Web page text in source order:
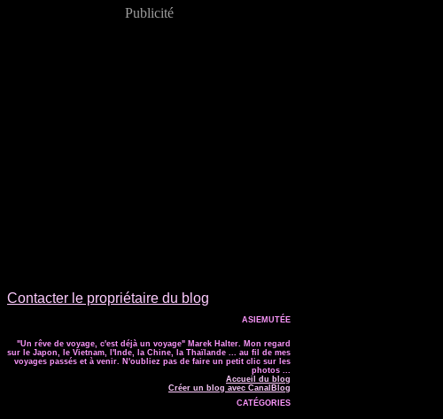
Publicité
Contacter le propriétaire du blog
ASIEMUTÉE
"Un rêve de voyage, c'est déjà un voyage" Marek Halter. Mon regard
sur le Japon, le Vietnam, l'Inde, la Chine, la Thaïlande ... au fil de mes
voyages passés et à venir. N'oubliez pas de faire un petit clic sur les
photos ...
Accueil du blog
Créer un blog avec CanalBlog
CATÉGORIES